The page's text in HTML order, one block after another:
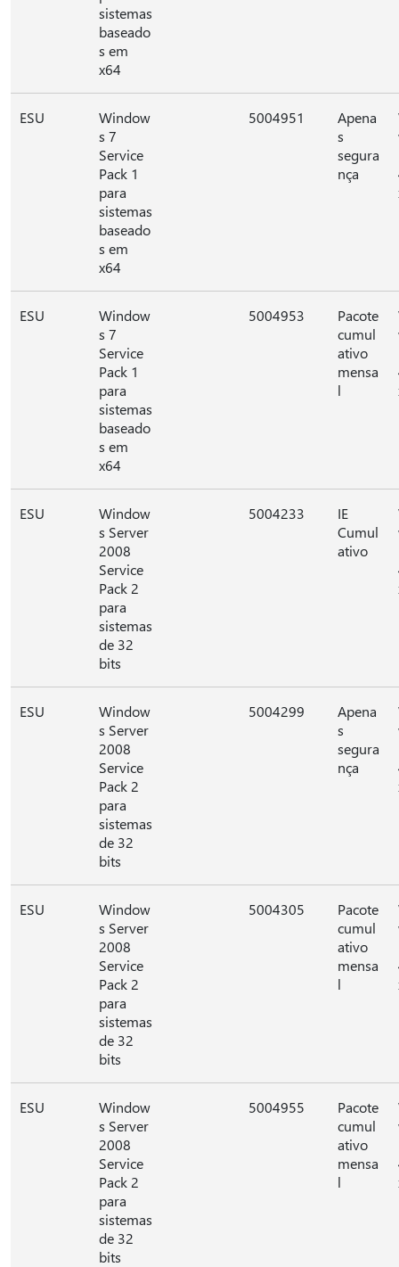
sistemas
baseado
s em
x64
ESU
Window
s 7
Service
Pack 1
para
sistemas
baseado
s em
x64
5004951
Apena
s
segura
nça
ESU
Window
s 7
Service
Pack 1
para
sistemas
baseado
s em
x64
5004953
Pacote
cumul
ativo
mensa
l
ESU
Window
s Server
2008
Service
Pack 2
para
sistemas
de 32
bits
5004233
IE
Cumul
ativo
ESU
Window
s Server
2008
Service
Pack 2
para
sistemas
de 32
bits
5004299
Apena
s
segura
nça
ESU
Window
s Server
2008
Service
Pack 2
para
sistemas
de 32
bits
5004305
Pacote
cumul
ativo
mensa
l
ESU
Window
s Server
2008
Service
Pack 2
para
sistemas
de 32
bits
5004955
Pacote
cumul
ativo
mensa
l